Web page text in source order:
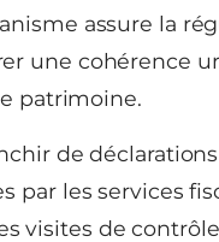
assure la
une cohérence
patrimoine.
de
par les services
visites de